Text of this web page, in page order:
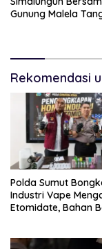
Gunung Malela
Rekomendasi
Polda Sumut
Industri Vape
Etomidate, Bahan